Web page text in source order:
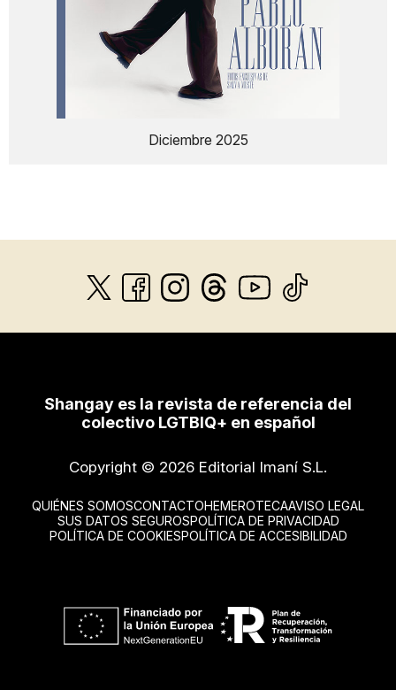
Diciembre 2025
Shangay es la revista de referencia del
colectivo LGTBIQ+ en español
Copyright © 2026 Editorial Imaní S.L.
QUIÉNES SOMOSCONTACTOHEMEROTECAAVISO LEGAL
SUS DATOS SEGUROSPOLÍTICA DE PRIVACIDAD
POLÍTICA DE COOKIESPOLÍTICA DE ACCESIBILIDAD